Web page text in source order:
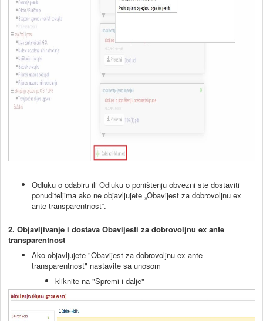
Odluku o odabiru ili Odluku o poništenju obvezni ste dostaviti
ponuditeljima ako ne objavljujete „Obavijest za dobrovoljnu ex
ante transparentnost“.
2. Objavljivanje i dostava Obavijesti za dobrovoljnu ex ante
transparentnost
Ako objavljujete "Obavijest za dobrovoljnu ex ante
transparentnost" nastavite sa unosom
kliknite na "Spremi i dalje"